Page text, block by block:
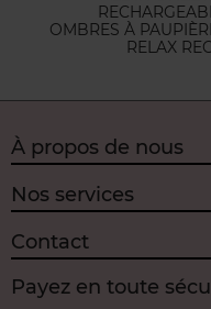
OMBRES À
RELAX
À propos de nous
Nos services
Contact
Payez en toute